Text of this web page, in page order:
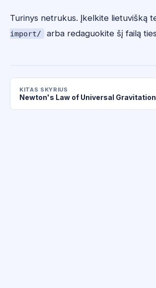
Turinys netrukus. Įkelkite lietuvišką
import/
arba redaguokite šį failą
KITAS SKYRIUS
Newton's Law of Universal Gravitation